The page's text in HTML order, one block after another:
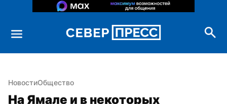
НовостиОбщество
На Ямале и в некоторых